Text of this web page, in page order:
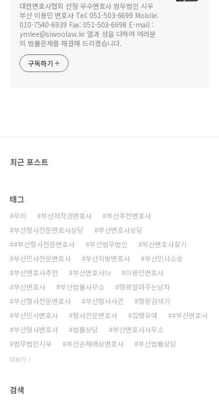
대한변호사협회 선정 우수변호사 법무법인 시우
부산 이용민 변호사 Tel: 051-503-6699 Mobile:
010-7540-6939 Fax: 051-503-6698 E-mail :
ymlee@siwoolaw.kr 열과 성을 다하여 여러분
의 법률문제를 해결해 드리겠습니다.
구독하기
최근 포스트
태그
무죄 부산저작권변호사
부산추천변호사
부산형사전문변호사상담
부산변호사상담
#부산형사전문변호사
부산법무법인
부산변호사찾기
부산민사전문변호사
부산지방변호사
부산민사소송
부산변호사추천
부산변호사tv
이용민변호사
부산변호사
부산법률사무소
형량알려주는남자
부산형사전문변호사
부산형사사건
형량검색기
부산민사변호사
형사전문변호사 집행유예
#부산변호사
부산형사변호사
법률상담
부산변호사사무소
법무법인시우
부산손해배상변호사 부산법률상담
더보기
검색